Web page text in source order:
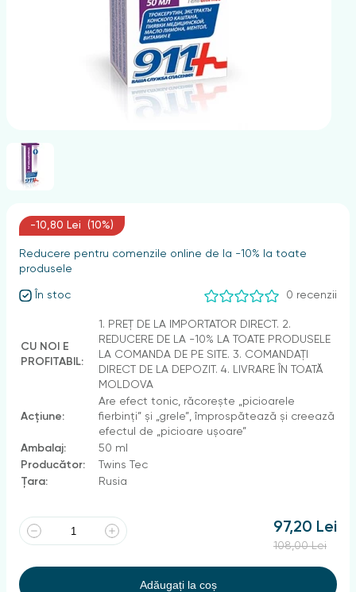
-10,80 Lei (10%)
Reducere pentru comenzile online de la -10% la toate
produsele
În stoc 0 recenzii
CU NOI E
PROFITABIL:
1. PREȚ DE LA IMPORTATOR DIRECT. 2.
REDUCERE DE LA -10% LA TOATE PRODUSELE
LA COMANDA DE PE SITE. 3. COMANDAȚI
DIRECT DE LA DEPOZIT. 4. LIVRARE ÎN TOATĂ
MOLDOVA
Acțiune:
Are efect tonic, răcorește „picioarele
fierbinți” și „grele”, împrospătează și creează
efectul de „picioare ușoare”
Ambalaj:
50 ml
Producător:
Twins Tec
Țara:
Rusia
97,20 Lei
108,00 Lei
Adăugați la coș